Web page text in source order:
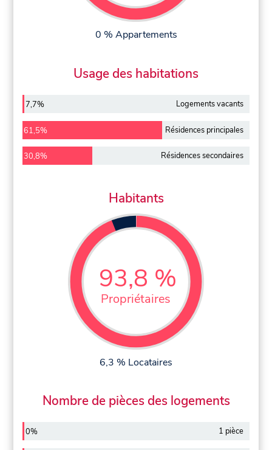
0 % Appartements
Usage des habitations
7,7% Logements vacants
61,5% Résidences principales
30,8% Résidences secondaires
Habitants
93,8 %
Propriétaires
6,3 % Locataires
Nombre de pièces des logements
0% 1 pièce